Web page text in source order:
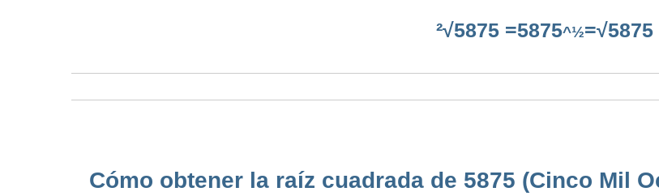
²√5875 =5875^½=√5875
Cómo obtener la raíz cuadrada de 5875 (Cinco Mil